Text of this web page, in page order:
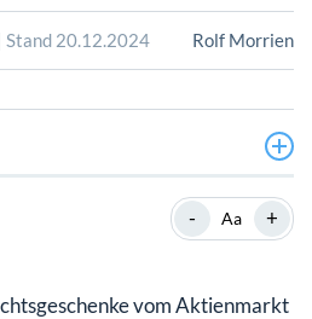
Stand 20.12.2024 Rolf Morrien
werden abgerechnet
Schwankungen
- Aa +
vom Aktienmarkt